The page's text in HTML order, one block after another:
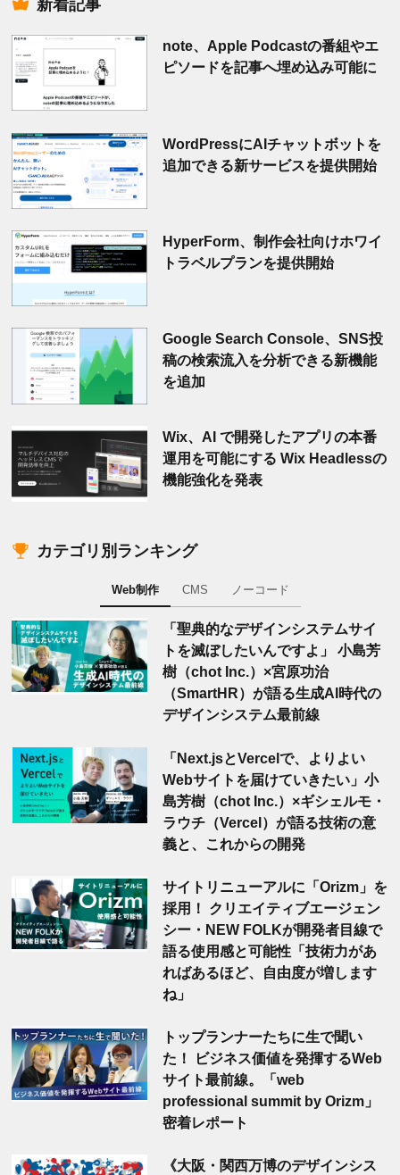
新着記事
note、Apple Podcastの番組やエ
ピソードを記事へ埋め込み可能に
WordPressにAIチャットボットを
追加できる新サービスを提供開始
HyperForm、制作会社向けホワイ
トラベルプランを提供開始
Google Search Console、SNS投
稿の検索流入を分析できる新機能
を追加
Wix、AI で開発したアプリの本番
運用を可能にする Wix Headlessの
機能強化を発表
カテゴリ別ランキング
Web制作 CMS ノーコード
「聖典的なデザインシステムサイ
トを滅ぼしたいんですよ」 小島芳
樹（chot Inc.）×宮原功治
（SmartHR）が語る生成AI時代の
デザインシステム最前線
「Next.jsとVercelで、よりよい
Webサイトを届けていきたい」小
島芳樹（chot Inc.）×ギシェルモ・
ラウチ（Vercel）が語る技術の意
義と、これからの開発
サイトリニューアルに「Orizm」を
採用！ クリエイティブエージェン
シー・NEW FOLKが開発者目線で
語る使用感と可能性「技術力があ
ればあるほど、自由度が増します
ね」
トップランナーたちに生で聞い
た！ ビジネス価値を発揮するWeb
サイト最前線。「web
professional summit by Orizm」
密着レポート
《大阪・関西万博のデザインシス